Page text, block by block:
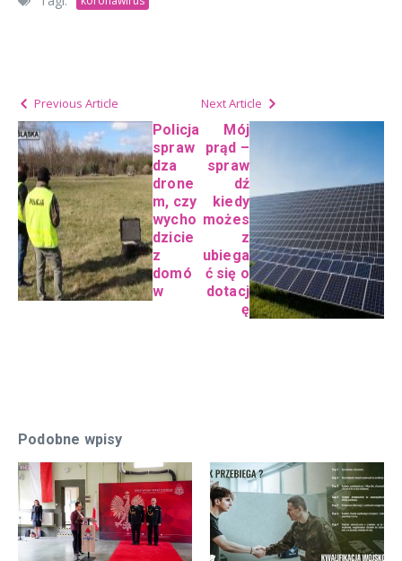
Previous Article
Policja
spraw
dza
drone
m, czy
wycho
dzicie
z
domó
w
Next Article
Mój
prąd –
spraw
dź
kiedy
możes
z
ubiega
ć się o
dotacj
ę
Podobne wpisy